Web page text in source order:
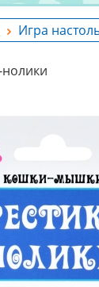
Игра